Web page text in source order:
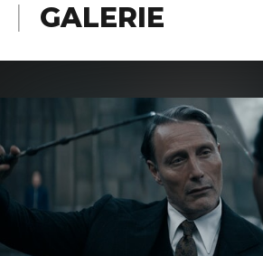
GALERIE